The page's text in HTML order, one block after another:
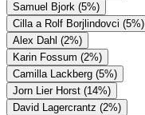
Samuel Bjork (5%)
Cilla a Rolf Borjlindovci (5%)
Alex Dahl (2%)
Karin Fossum (2%)
Camilla Lackberg (5%)
Jorn Lier Horst (14%)
David Lagercrantz (2%)